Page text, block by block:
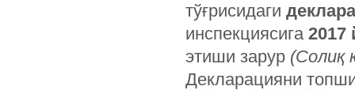
тўғрисидаги
инспекциясига 2017
этиши зарур (Солиқ
Декларацияни